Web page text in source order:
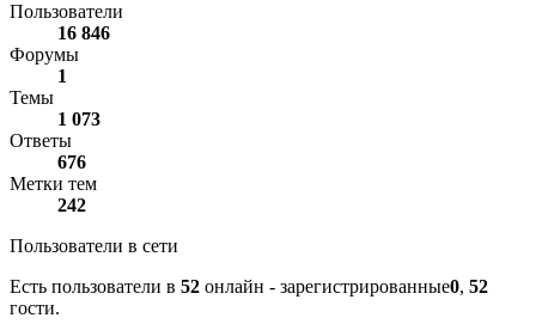
Пользователи
16 846
Форумы
1
Темы
1 073
Ответы
676
Метки тем
242
Пользователи в сети
Есть пользователи в 52 онлайн - зарегистрированные0, 52
гости.